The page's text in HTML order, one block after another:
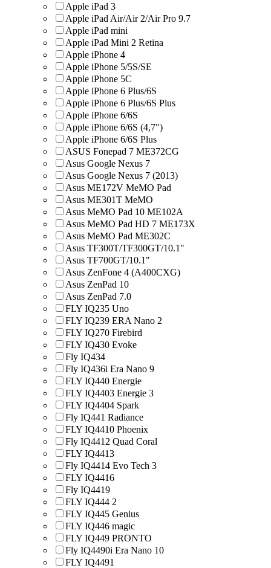
Apple iPad 3
Apple iPad Air/Air 2/Air Pro 9.7
Apple iPad mini
Apple iPad Mini 2 Retina
Apple iPhone 4
Apple iPhone 5/5S/SE
Apple iPhone 5C
Apple iPhone 6 Plus/6S
Apple iPhone 6 Plus/6S Plus
Apple iPhone 6/6S
Apple iPhone 6/6S (4,7")
Apple iPhone 6/6S Plus
ASUS Fonepad 7 ME372CG
Asus Google Nexus 7
Asus Google Nexus 7 (2013)
Asus ME172V MeMO Pad
Asus ME301T MeMO
Asus MeMO Pad 10 ME102A
Asus MeMO Pad HD 7 ME173X
Asus MeMO Pad ME302C
Asus TF300T/TF300GT/10.1"
Asus TF700GT/10.1"
Asus ZenFone 4 (A400CXG)
Asus ZenPad 10
Asus ZenPad 7.0
FLY IQ235 Uno
FLY IQ239 ERA Nano 2
FLY IQ270 Firebird
FLY IQ430 Evoke
Fly IQ434
Fly IQ436i Era Nano 9
FLY IQ440 Energie
FLY IQ4403 Energie 3
FLY IQ4404 Spark
Fly IQ441 Radiance
FLY IQ4410 Phoenix
Fly IQ4412 Quad Coral
FLY IQ4413
Fly IQ4414 Evo Tech 3
FLY IQ4416
Fly IQ4419
FLY IQ444 2
FLY IQ445 Genius
FLY IQ446 magic
FLY IQ449 PRONTO
Fly IQ4490i Era Nano 10
FLY IQ4491